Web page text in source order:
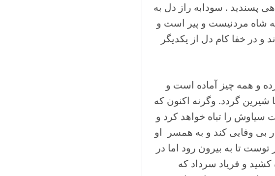
پسندید . سودابه راز دل به
شاه مردنیست و پیر است و
و در خفا کام دل از یکدیگر
و همه چیز آماده است و
شیرین گردد. وگرنه اکنون که
را تباه خواهد کرد و
بی وفایی کند و به همسر او
تا به بیرون رود اما در
کشید و فریاد سرداد که